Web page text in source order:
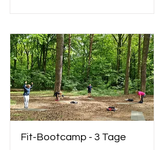
Fit-Bootcamp - 3 Tage